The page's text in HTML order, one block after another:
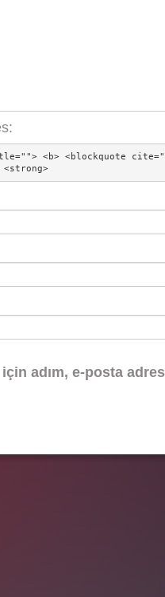
<b> <blockquote
adım, e-posta